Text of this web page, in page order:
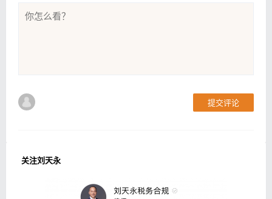
提交评论
关注刘天永